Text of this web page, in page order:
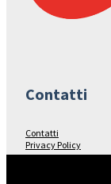
Contatti
Contatti
Privacy Policy